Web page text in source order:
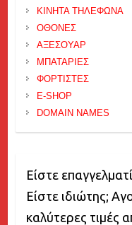
ΚΙΝΗΤΑ ΤΗΛΕΦΩΝΑ
ΟΘΟΝΕΣ
ΑΞΕΣΟΥΑΡ
ΜΠΑΤΑΡΙΕΣ
ΦΟΡΤΙΣΤΕΣ
E-SHOP
DOMAIN NAMES
Είστε
Είστε ιδιώτης;
καλύτερες τιμές